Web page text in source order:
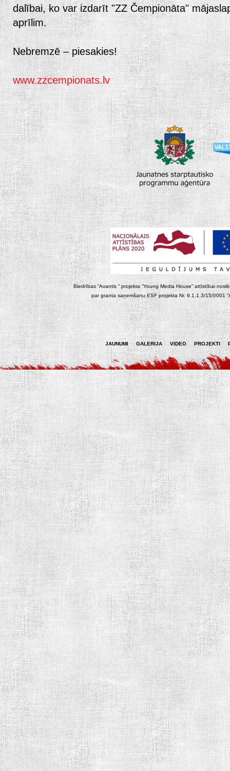
dalībai, ko var izdarīt "ZZ Čempionāta"
aprīlim.
Nebremzē – piesakies!
www.zzcempionats.lv
Biedrības “Avantis “ projekta “Young Media House” attīstībai
par granta saņemšanu ESF projekta Nr. 9.1.1.3/15/I/001
JAUNUMI GALERIJA VIDEO PROJEKTI